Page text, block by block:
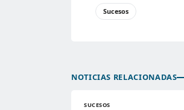
Sucesos
NOTICIAS RELACIONADAS
SUCESOS